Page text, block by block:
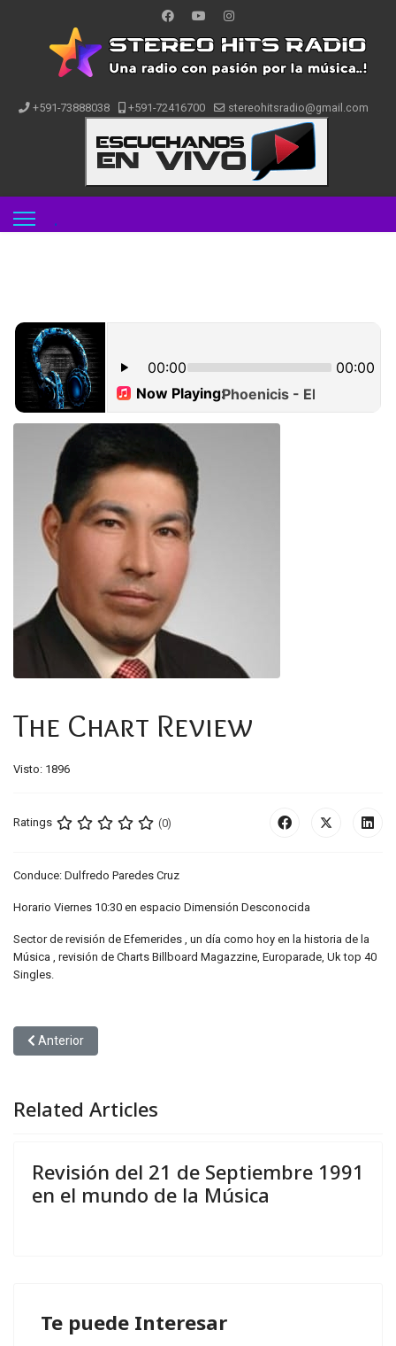
+591-73888038 +591-72416700 stereohitsradio@gmail.com
.
The Chart Review
Visto: 1896
Ratings (0)
Conduce: Dulfredo Paredes Cruz
Horario Viernes 10:30 en espacio Dimensión Desconocida
Sector de revisión de Efemerides , un día como hoy en la historia de la
Música , revisión de Charts Billboard Magazzine, Europarade, Uk top 40
Singles.
Artículo anterior: Revisión del 21 de Septiembre 1991 en el mundo
Anterior
Related Articles
Revisión del 21 de Septiembre 1991
en el mundo de la Música
Te puede Interesar